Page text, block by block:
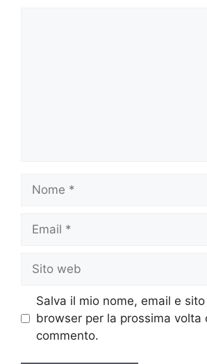
Nome
Email
Sito
web
Salva il mio nome, email e
browser per la prossima volta
commento.